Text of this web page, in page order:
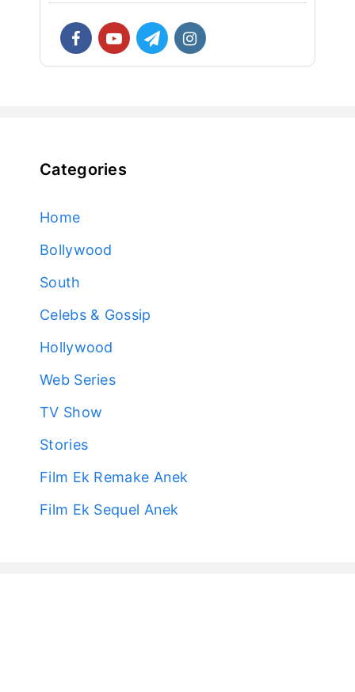
Categories
Home
Bollywood
South
Celebs & Gossip
Hollywood
Web Series
TV Show
Stories
Film Ek Remake Anek
Film Ek Sequel Anek